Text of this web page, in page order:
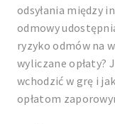
odsyłania między
odmowy
ryzyko odmów na
wyliczane opłaty?
wchodzić w grę i
opłatom